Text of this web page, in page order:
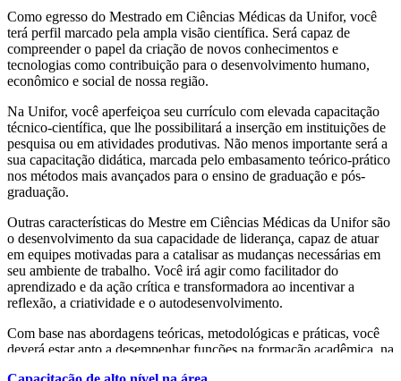
UNIVERSIDAD CAMILO JOSÉ CELA
UNIVERSITAT DE VALÈNCIA
UNIVERSIDAD MIGUEL HERNÁNDEZ DE ELCHE
UNIVERSIDAD DE CASTILLA - LA MANCHA
EUA
NORTHEASTERN ILLINOIS UNIVERSITY
VIRGINIA COMMONWEALTH UNIVERSITY
FRANÇA
UNIVERSITÉ DE REIMS CHAMPAGNE-ARDENNE
ISRAEL
BEN-GURION UNIVERSITY OF THE NEGEV
ITÁLIA
UNIVERSITÀ DEGLI STUDI DI FIRENZE
UNIVERSITÀ DEGLI STUDI DI MILANO BICOCCA
Como egresso do Mestrado em Ciências Médicas da Unifor, você
terá perfil marcado pela ampla visão científica. Será capaz de
compreender o papel da criação de novos conhecimentos e
tecnologias como contribuição para o desenvolvimento humano,
econômico e social de nossa região.
Na Unifor, você aperfeiçoa seu currículo com elevada capacitação
técnico-científica, que lhe possibilitará a inserção em instituições de
pesquisa ou em atividades produtivas. Não menos importante será a
sua capacitação didática, marcada pelo embasamento teórico-prático
nos métodos mais avançados para o ensino de graduação e pós-
graduação.
Outras características do Mestre em Ciências Médicas da Unifor são
o desenvolvimento da sua capacidade de liderança, capaz de atuar
em equipes motivadas para a catalisar as mudanças necessárias em
seu ambiente de trabalho. Você irá agir como facilitador do
aprendizado e da ação crítica e transformadora ao incentivar a
reflexão, a criatividade e o autodesenvolvimento.
Com base nas abordagens teóricas, metodológicas e práticas, você
deverá estar apto a desempenhar funções na formação acadêmica, na